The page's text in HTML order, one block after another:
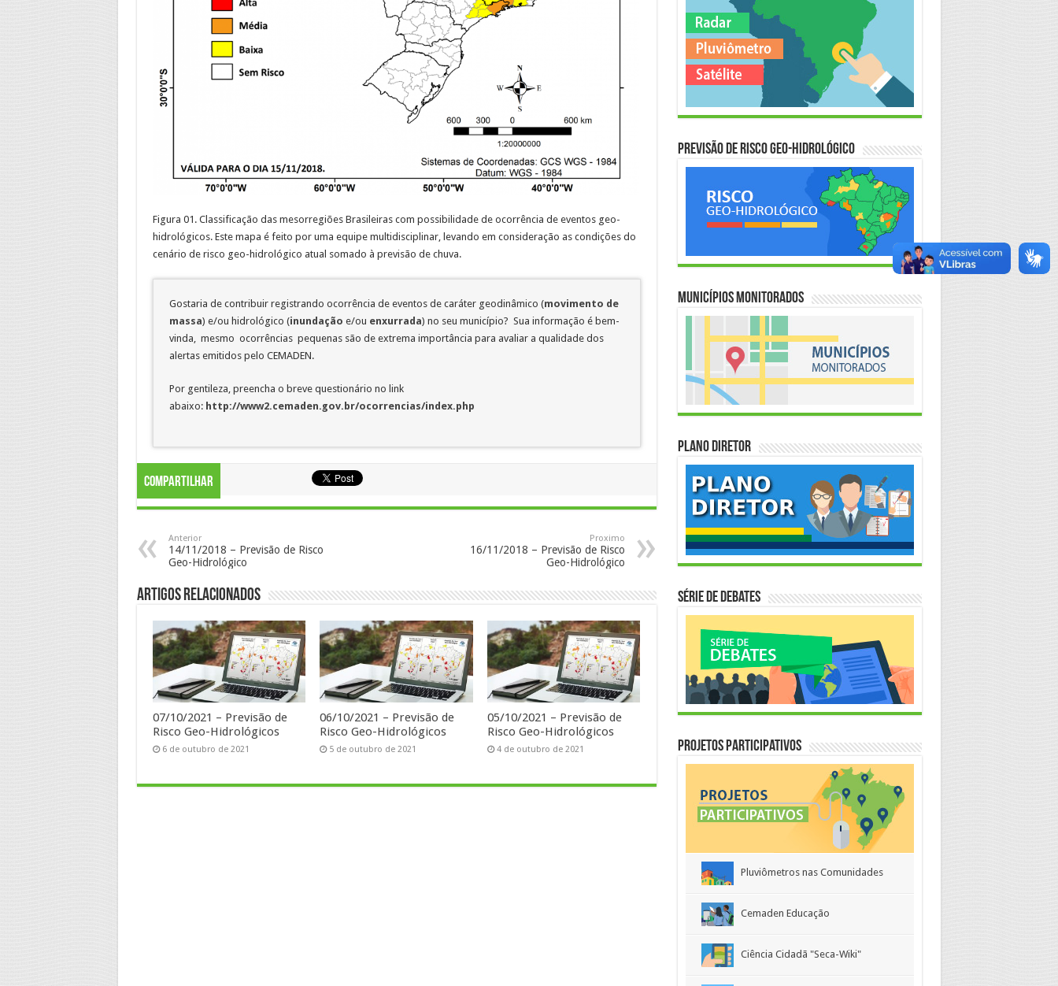
Figura 01. Classificação das mesorregiões Brasileiras com possibilidade de ocorrência de eventos geo-
hidrológicos. Este mapa é feito por uma equipe multidisciplinar, levando em consideração as condições do
cenário de risco geo-hidrológico atual somado à previsão de chuva.
Gostaria de contribuir registrando ocorrência de eventos de caráter geodinâmico (movimento de
massa) e/ou hidrológico (inundação e/ou enxurrada) no seu município? Sua informação é bem-
vinda, mesmo ocorrências pequenas são de extrema importância para avaliar a qualidade dos
alertas emitidos pelo CEMADEN.
Por gentileza, preencha o breve questionário no link
abaixo: http://www2.cemaden.gov.br/ocorrencias/index.php
Compartilhar
Anterior
14/11/2018 – Previsão de Risco
Geo-Hidrológico
Proximo
16/11/2018 – Previsão de Risco
Geo-Hidrológico
Artigos Relacionados
07/10/2021 – Previsão de
Risco Geo-Hidrológicos
6 de outubro de 2021
06/10/2021 – Previsão de
Risco Geo-Hidrológicos
5 de outubro de 2021
05/10/2021 – Previsão de
Risco Geo-Hidrológicos
4 de outubro de 2021
Previsão de Risco Geo-Hidrológico
Municípios Monitorados
Plano Diretor
Série de Debates
Projetos Participativos
Pluviômetros nas Comunidades
Cemaden Educação
Ciência Cidadã "Seca-Wiki"